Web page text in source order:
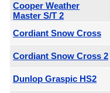
Cooper Weather
Master S/T 2
Cordiant Snow Cross
Cordiant Snow Cross 2
Dunlop Graspic HS2